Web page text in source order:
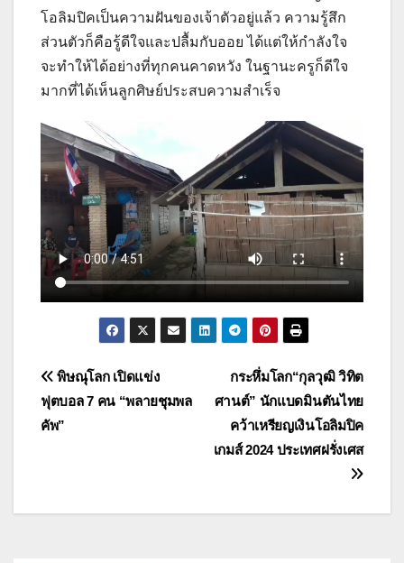
โอลิมปิคเป็นความฝันของเจ้าตัวอยู่แล้ว ความรู้สึก
ส่วนตัวก็คือรู้ดีใจและปลื้มกับออย ได้แต่ให้กำลังใจ
จะทำให้ได้อย่างที่ทุกคนคาดหวัง ในฐานะครูก็ดีใจ
มากที่ได้เห็นลูกศิษย์ประสบความสำเร็จ
แนะแนว
เรื่อง
กระหึ่มโลก“กุลวุฒิ วิทิต
ศานต์” นักแบดมินตันไทย
คว้าเหรียญเงินโอลิมปิค
เกมส์ 2024 ประเทศฝรั่งเศส
พิษณุโลก เปิดแข่ง
ฟุตบอล 7 คน “พลายชุมพล
คัพ”